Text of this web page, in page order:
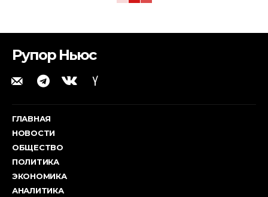
Рупор Ньюс
ГЛАВНАЯ
НОВОСТИ
ОБЩЕСТВО
ПОЛИТИКА
ЭКОНОМИКА
АНАЛИТИКА